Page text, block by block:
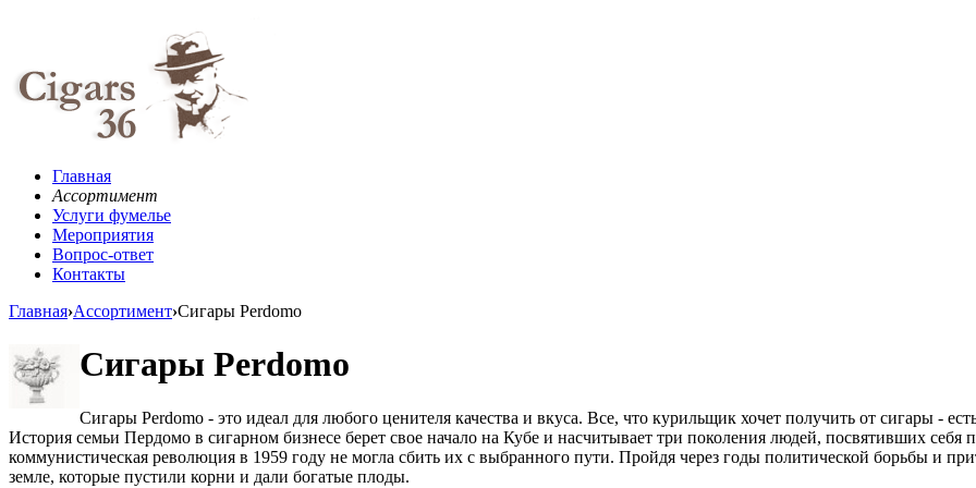
Главная
Ассортимент
Услуги фумелье
Мероприятия
Вопрос-ответ
Контакты
Главная›Ассортимент›Сигары Perdomo
Сигары Perdomo
Сигары Perdomo - это идеал для любого ценителя качества и вкуса. Все, что курильщик хочет получить от сигары -
История семьи Пердомо в сигарном бизнесе берет свое начало на Кубе и насчитывает три поколения людей, посвятивших
коммунистическая революция в 1959 году не могла сбить их с выбранного пути. Пройдя через годы политической борьбы и
земле, которые пустили корни и дали богатые плоды.